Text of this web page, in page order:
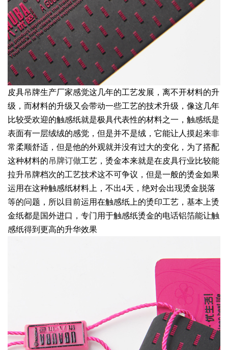
皮具吊牌生产厂家感觉这几年的工艺发展，离不开材料的升
级，而材料的升级又会带动一些工艺的技术升级，像这几年
比较受欢迎的触感纸就是极具代表性的材料之一，触感纸是
表面有一层绒绒的感觉，但是并不是绒，它能让人摸起来非
常柔顺舒适，但是他的外观就并没有过大的变化，为了搭配
这种材料的吊牌订做工艺，烫金本来就是在皮具行业比较能
拉升吊牌档次的工艺技术这不可争议，但是一般的烫金如果
运用在这种触感纸材料上，不出4天，绝对会出现烫金脱落
等的问题，所以目前运用在触感纸上的烫印工艺，基本上烫
金纸都是国外进口，专门用于触感纸烫金的电话铝箔能让触
感纸得到更高的升华效果